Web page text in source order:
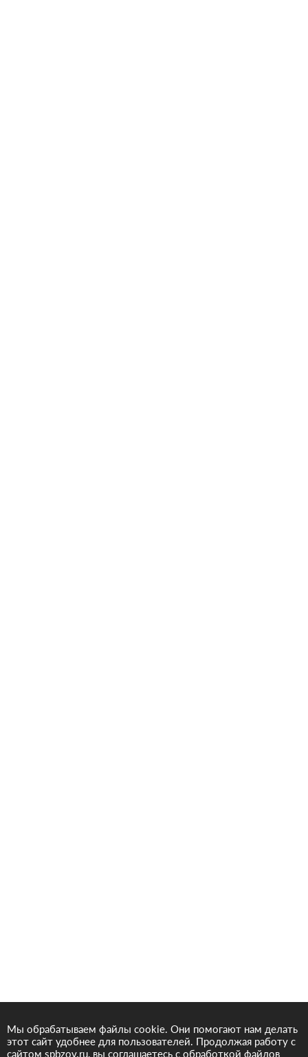
Мы обрабатываем файлы cookie. Они помогают нам делать
этот сайт удобнее для пользователей. Продолжая работу с
сайтом spbzov.ru, вы соглашаетесь с обработкой файлов